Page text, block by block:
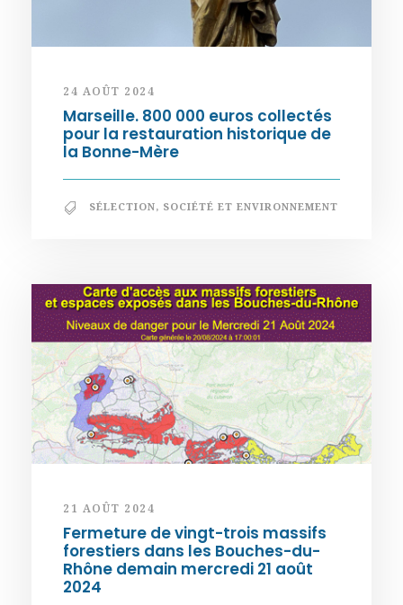
24 AOÛT 2024
Marseille. 800 000 euros collectés
pour la restauration historique de
la Bonne-Mère
SÉLECTION, SOCIÉTÉ ET ENVIRONNEMENT
21 AOÛT 2024
Fermeture de vingt-trois massifs
forestiers dans les Bouches-du-
Rhône demain mercredi 21 août
2024